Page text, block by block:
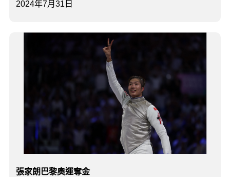
2024年7月31日
張家朗巴黎奧運奪金